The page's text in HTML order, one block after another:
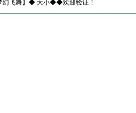
幻飞舞】◆ 大小◆◆欢迎验证！